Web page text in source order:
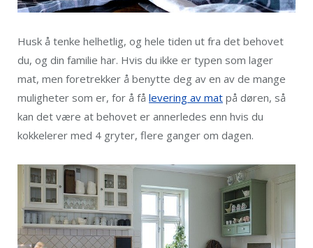
Husk å tenke helhetlig, og hele tiden ut fra det behovet
du, og din familie har. Hvis du ikke er typen som lager
mat, men foretrekker å benytte deg av en av de mange
muligheter som er, for å få levering av mat på døren, så
kan det være at behovet er annerledes enn hvis du
kokkelerer med 4 gryter, flere ganger om dagen.